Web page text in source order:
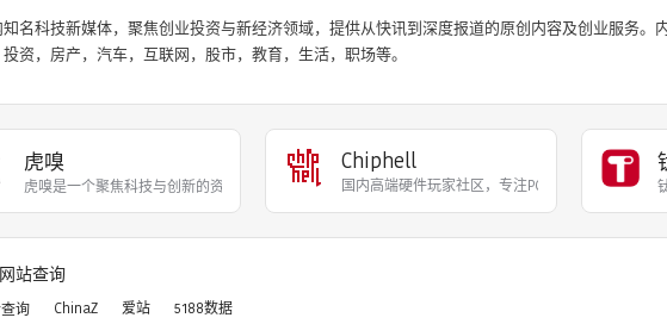
知名科技新媒体，聚焦创业投资与新经济领域，提供从快讯到深度报道的原创内容及创业服务。
资，房产，汽车，互联网，股市，教育，生活，职场等。
虎嗅
虎嗅是一个聚焦科技与创新的资讯平台，致力于为一切热
Chiphell
国内高端硬件玩家社区，专注PC硬件、数码产品及
网站查询
询 ChinaZ 爱站
5188数据